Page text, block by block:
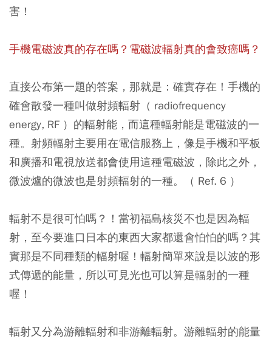
害！
手機電磁波真的存在嗎？電磁波輻射真的會致癌嗎？
直接公布第一題的答案，那就是：確實存在！手機的
確會散發一種叫做射頻輻射（ radiofrequency
energy, RF ）的輻射能，而這種輻射能是電磁波的一
種。射頻輻射主要用在電信服務上，像是手機和平板
和廣播和電視放送都會使用這種電磁波，除此之外，
微波爐的微波也是射頻輻射的一種。（ Ref. 6 ）
輻射不是很可怕嗎？！當初福島核災不也是因為輻
射，至今要進口日本的東西大家都還會怕怕的嗎？其
實那是不同種類的輻射喔！輻射簡單來說是以波的形
式傳遞的能量，所以可見光也可以算是輻射的一種
喔！
輻射又分為游離輻射和非游離輻射。游離輻射的能量